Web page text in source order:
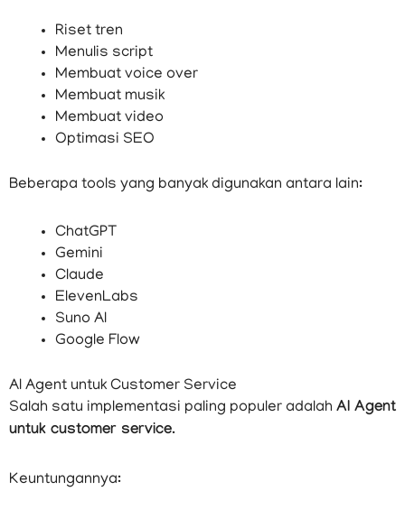
Riset tren
Menulis script
Membuat voice over
Membuat musik
Membuat video
Optimasi SEO
Beberapa tools yang banyak digunakan antara lain:
ChatGPT
Gemini
Claude
ElevenLabs
Suno AI
Google Flow
AI Agent untuk Customer Service
Salah satu implementasi paling populer adalah AI Agent
untuk customer service.
Keuntungannya: